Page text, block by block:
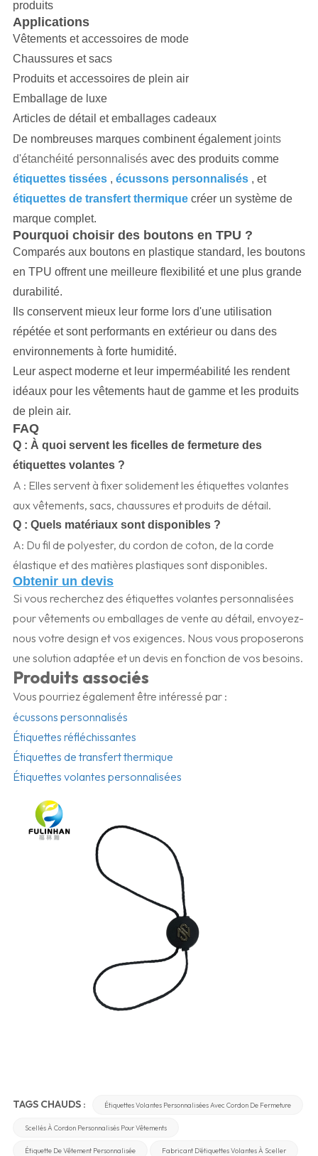
produits
Applications
Vêtements et accessoires de mode
Chaussures et sacs
Produits et accessoires de plein air
Emballage de luxe
Articles de détail et emballages cadeaux
De nombreuses marques combinent également joints
d'étanchéité personnalisés avec des produits comme
étiquettes tissées , écussons personnalisés , et
étiquettes de transfert thermique créer un système de
marque complet.
Pourquoi choisir des boutons en TPU ?
Comparés aux boutons en plastique standard, les boutons
en TPU offrent une meilleure flexibilité et une plus grande
durabilité.
Ils conservent mieux leur forme lors d'une utilisation
répétée et sont performants en extérieur ou dans des
environnements à forte humidité.
Leur aspect moderne et leur imperméabilité les rendent
idéaux pour les vêtements haut de gamme et les produits
de plein air.
FAQ
Q : À quoi servent les ficelles de fermeture des
étiquettes volantes ?
A : Elles servent à fixer solidement les étiquettes volantes
aux vêtements, sacs, chaussures et produits de détail.
Q : Quels matériaux sont disponibles ?
A: Du fil de polyester, du cordon de coton, de la corde
élastique et des matières plastiques sont disponibles.
Obtenir un devis
Si vous recherchez des étiquettes volantes personnalisées
pour vêtements ou emballages de vente au détail, envoyez-
nous votre design et vos exigences. Nous vous proposerons
une solution adaptée et un devis en fonction de vos besoins.
Produits associés
Vous pourriez également être intéressé par :
écussons personnalisés
Étiquettes réfléchissantes
Étiquettes de transfert thermique
Étiquettes volantes personnalisées
TAGS CHAUDS : Étiquettes Volantes Personnalisées Avec Cordon De Fermeture
Scellés À Cordon Personnalisés Pour Vêtements
Étiquette De Vêtement Personnalisée Fabricant D'étiquettes Volantes À Sceller